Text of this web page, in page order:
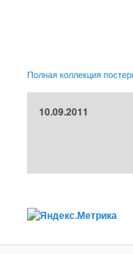
Полная коллекция
10.09.2011